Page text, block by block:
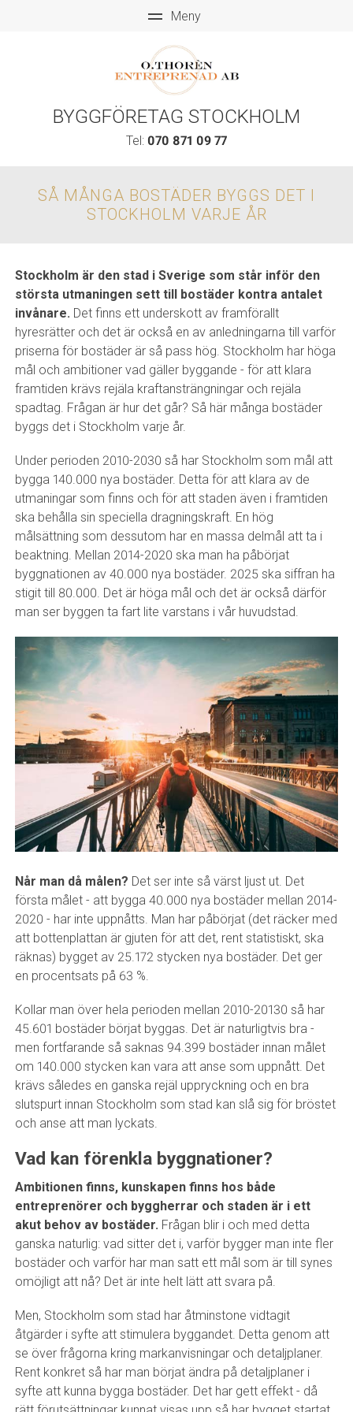
BYGGFÖRETAG STOCKHOLM
Tel: 070 871 09 77
SÅ MÅNGA BOSTÄDER BYGGS DET I
STOCKHOLM VARJE ÅR
Stockholm är den stad i Sverige som står inför den
största utmaningen sett till bostäder kontra antalet
invånare. Det finns ett underskott av framförallt
hyresrätter och det är också en av anledningarna till varför
priserna för bostäder är så pass hög. Stockholm har höga
mål och ambitioner vad gäller byggande - för att klara
framtiden krävs rejäla kraftansträngningar och rejäla
spadtag. Frågan är hur det går? Så här många bostäder
byggs det i Stockholm varje år.
Under perioden 2010-2030 så har Stockholm som mål att
bygga 140.000 nya bostäder. Detta för att klara av de
utmaningar som finns och för att staden även i framtiden
ska behålla sin speciella dragningskraft. En hög
målsättning som dessutom har en massa delmål att ta i
beaktning. Mellan 2014-2020 ska man ha påbörjat
byggnationen av 40.000 nya bostäder. 2025 ska siffran ha
stigit till 80.000. Det är höga mål och det är också därför
man ser byggen ta fart lite varstans i vår huvudstad.
Når man då målen? Det ser inte så värst ljust ut. Det
första målet - att bygga 40.000 nya bostäder mellan 2014-
2020 - har inte uppnåtts. Man har påbörjat (det räcker med
att bottenplattan är gjuten för att det, rent statistiskt, ska
räknas) bygget av 25.172 stycken nya bostäder. Det ger
en procentsats på 63 %.
Kollar man över hela perioden mellan 2010-20130 så har
45.601 bostäder börjat byggas. Det är naturligtvis bra -
men fortfarande så saknas 94.399 bostäder innan målet
om 140.000 stycken kan vara att anse som uppnått. Det
krävs således en ganska rejäl uppryckning och en bra
slutspurt innan Stockholm som stad kan slå sig för bröstet
och anse att man lyckats.
Vad kan förenkla byggnationer?
Ambitionen finns, kunskapen finns hos både
entreprenörer och byggherrar och staden är i ett
akut behov av bostäder. Frågan blir i och med detta
ganska naturlig: vad sitter det i, varför bygger man inte fler
bostäder och varför har man satt ett mål som är till synes
omöjligt att nå? Det är inte helt lätt att svara på.
Men, Stockholm som stad har åtminstone vidtagit
åtgärder i syfte att stimulera byggandet. Detta genom att
se över frågorna kring markanvisningar och detaljplaner.
Rent konkret så har man börjat ändra på detaljplaner i
syfte att kunna bygga bostäder. Det har gett effekt - då